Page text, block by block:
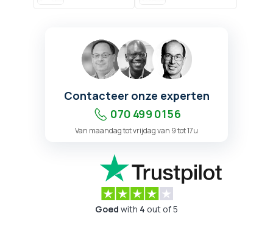
Contacteer onze experten
070 499 01 56
Van maandag tot vrijdag van 9 tot 17u
Goed with 4 out of 5